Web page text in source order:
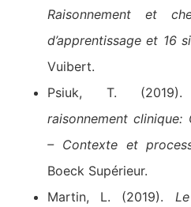
Raisonnement et
d’apprentissage et 16
Vuibert.
Psiuk, T.
raisonnement clinique:
– Contexte et
Boeck Supérieur.
Martin, L. (2019).